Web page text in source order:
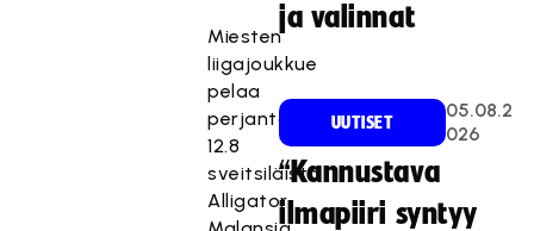
Miesten
liigajoukkue
pelaa
perjantaina
12.8
sveitsiläistä
Alligator
ja valinnat
UUTISET
05.08.2
026
“Kannustava
ilmapiiri syntyy